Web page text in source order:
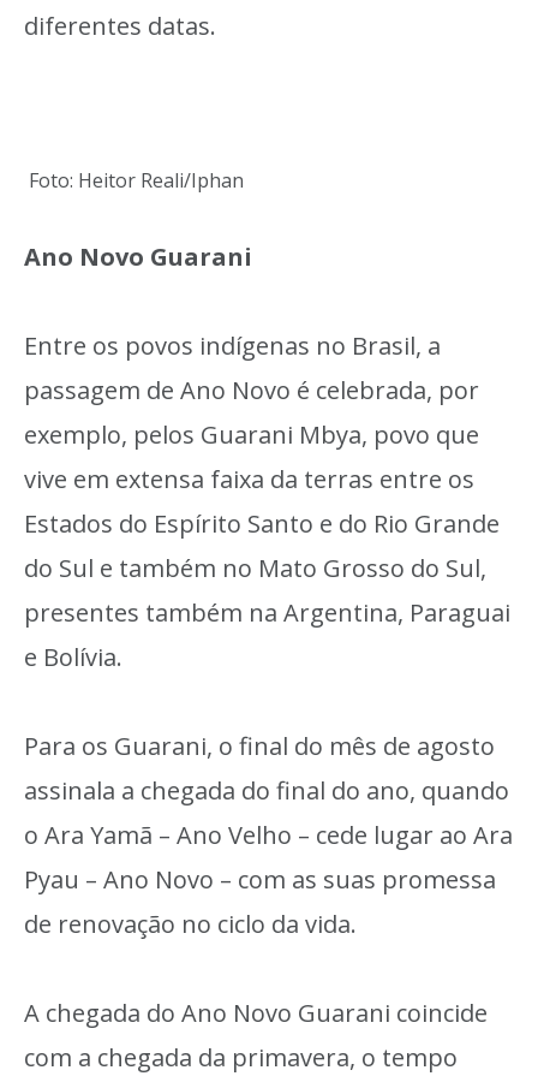
diferentes datas.
Foto: Heitor Reali/Iphan
Ano Novo Guarani
Entre os povos indígenas no Brasil, a
passagem de Ano Novo é celebrada, por
exemplo, pelos Guarani Mbya, povo que
vive em extensa faixa da terras entre os
Estados do Espírito Santo e do Rio Grande
do Sul e também no Mato Grosso do Sul,
presentes também na Argentina, Paraguai
e Bolívia.
Para os Guarani, o final do mês de agosto
assinala a chegada do final do ano, quando
o Ara Yamã – Ano Velho – cede lugar ao Ara
Pyau – Ano Novo – com as suas promessa
de renovação no ciclo da vida.
A chegada do Ano Novo Guarani coincide
com a chegada da primavera, o tempo